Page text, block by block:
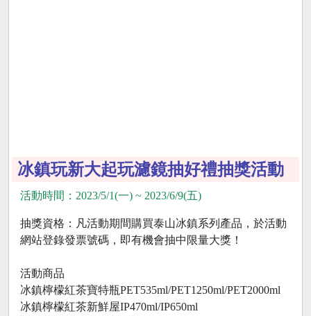
冰鎮玩新大起玩濾鏡抽好禮抽獎活動
活動時間：2023/5/1(一) ~ 2023/6/9(五)
抽獎資格：凡活動期間購買泰山冰鎮系列產品，於活動
網站登錄發票號碼，即有機會抽中限量大獎！
活動商品
冰鎮檸檬紅茶寶特瓶PET535ml/PET1250ml/PET2000ml
冰鎮檸檬紅茶新鮮屋IP470ml/IP650ml